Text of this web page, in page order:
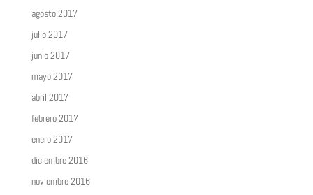
agosto 2017
julio 2017
junio 2017
mayo 2017
abril 2017
febrero 2017
enero 2017
diciembre 2016
noviembre 2016